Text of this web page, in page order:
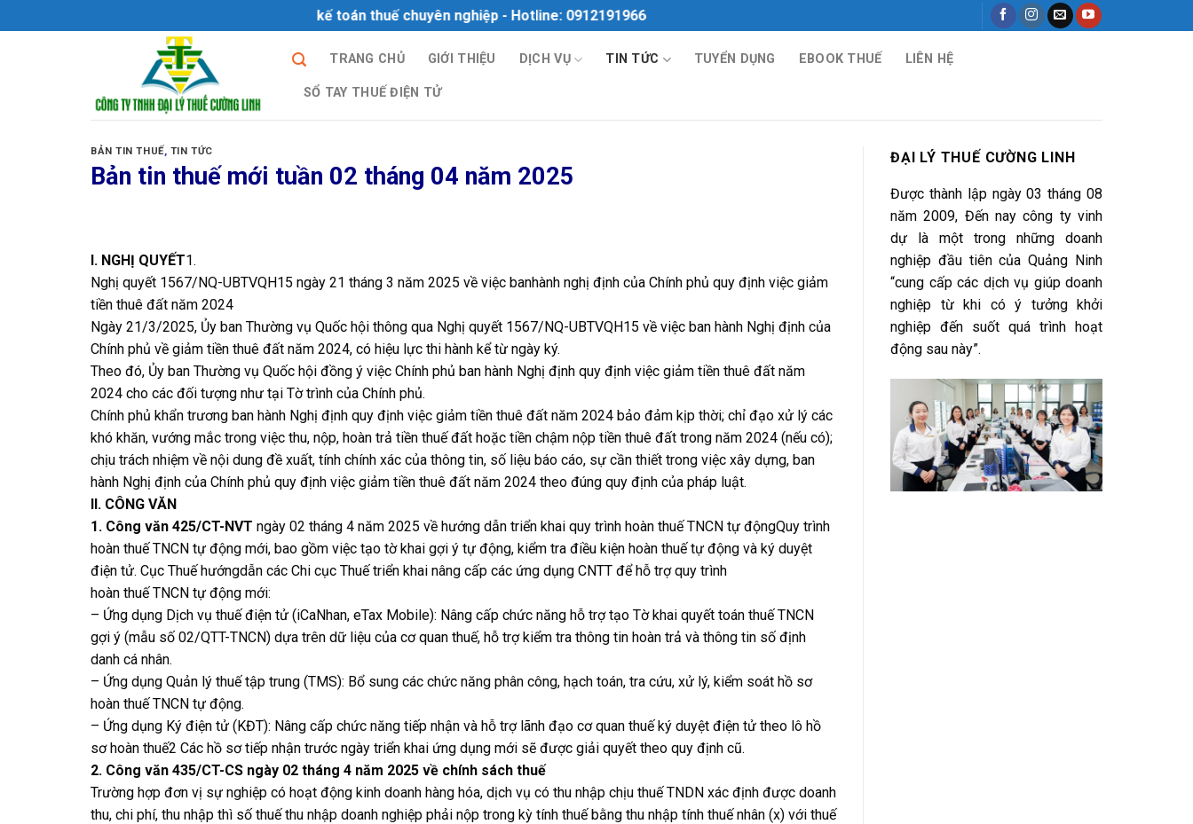
to
Dịch vụ quyết toán thuế trọn gói và kế toán thuế chuyên nghiệp - Hotline: 0912191966
TRANG CHỦ GIỚI THIỆU DỊCH VỤ TIN TỨC TUYỂN DỤNG EBOOK THUẾ LIÊN HỆ
SỔ TAY THUẾ ĐIỆN TỬ
BẢN TIN THUẾ, TIN TỨC
Bản tin thuế mới tuần 02 tháng 04 năm 2025
I. NGHỊ QUYẾT1.
Nghị quyết 1567/NQ-UBTVQH15 ngày 21 tháng 3 năm 2025 về việc banhành nghị định của Chính phủ quy định việc giảm
tiền thuê đất năm 2024
Ngày 21/3/2025, Ủy ban Thường vụ Quốc hội thông qua Nghị quyết 1567/NQ-UBTVQH15 về việc ban hành Nghị định của
Chính phủ về giảm tiền thuê đất năm 2024, có hiệu lực thi hành kể từ ngày ký.
Theo đó, Ủy ban Thường vụ Quốc hội đồng ý việc Chính phủ ban hành Nghị định quy định việc giảm tiền thuê đất năm
2024 cho các đối tượng như tại Tờ trình của Chính phủ.
Chính phủ khẩn trương ban hành Nghị định quy định việc giảm tiền thuê đất năm 2024 bảo đảm kịp thời; chỉ đạo xử lý các
khó khăn, vướng mắc trong việc thu, nộp, hoàn trả tiền thuế đất hoặc tiền chậm nộp tiền thuê đất trong năm 2024 (nếu có);
chịu trách nhiệm về nội dung đề xuất, tính chính xác của thông tin, số liệu báo cáo, sự cần thiết trong việc xây dựng, ban
hành Nghị định của Chính phủ quy định việc giảm tiền thuê đất năm 2024 theo đúng quy định của pháp luật.
II. CÔNG VĂN
1. Công văn 425/CT-NVT ngày 02 tháng 4 năm 2025 về hướng dẫn triển khai quy trình hoàn thuế TNCN tự độngQuy trình
hoàn thuế TNCN tự động mới, bao gồm việc tạo tờ khai gợi ý tự động, kiểm tra điều kiện hoàn thuế tự động và ký duyệt
điện tử. Cục Thuế hướngdẫn các Chi cục Thuế triển khai nâng cấp các ứng dụng CNTT để hỗ trợ quy trình
hoàn thuế TNCN tự động mới:
– Ứng dụng Dịch vụ thuế điện tử (iCaNhan, eTax Mobile): Nâng cấp chức năng hỗ trợ tạo Tờ khai quyết toán thuế TNCN
gợi ý (mẫu số 02/QTT-TNCN) dựa trên dữ liệu của cơ quan thuế, hỗ trợ kiểm tra thông tin hoàn trả và thông tin số định
danh cá nhân.
– Ứng dụng Quản lý thuế tập trung (TMS): Bổ sung các chức năng phân công, hạch toán, tra cứu, xử lý, kiểm soát hồ sơ
hoàn thuế TNCN tự động.
– Ứng dụng Ký điện tử (KĐT): Nâng cấp chức năng tiếp nhận và hỗ trợ lãnh đạo cơ quan thuế ký duyệt điện tử theo lô hồ
sơ hoàn thuế2 Các hồ sơ tiếp nhận trước ngày triển khai ứng dụng mới sẽ được giải quyết theo quy định cũ.
2. Công văn 435/CT-CS ngày 02 tháng 4 năm 2025 về chính sách thuế
Trường hợp đơn vị sự nghiệp có hoạt động kinh doanh hàng hóa, dịch vụ có thu nhập chịu thuế TNDN xác định được doanh
thu, chi phí, thu nhập thì số thuế thu nhập doanh nghiệp phải nộp trong kỳ tính thuế bằng thu nhập tính thuế nhân (x) với thuế
ĐẠI LÝ THUẾ CƯỜNG LINH
Được thành lập ngày 03 tháng 08
năm 2009, Đến nay công ty vinh
dự là một trong những doanh
nghiệp đầu tiên của Quảng Ninh
“cung cấp các dịch vụ giúp doanh
nghiệp từ khi có ý tưởng khởi
nghiệp đến suốt quá trình hoạt
động sau này”.